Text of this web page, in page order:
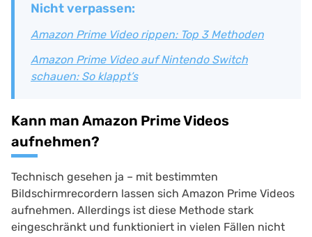
Nicht verpassen:
Amazon Prime Video rippen: Top 3 Methoden
Amazon Prime Video auf Nintendo Switch
schauen: So klappt’s
Kann man Amazon Prime Videos
aufnehmen?
Technisch gesehen ja – mit bestimmten
Bildschirmrecordern lassen sich Amazon Prime Videos
aufnehmen. Allerdings ist diese Methode stark
eingeschränkt und funktioniert in vielen Fällen nicht